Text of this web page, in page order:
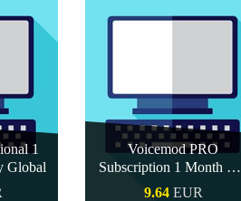
1
Global
Voicemod PRO
Subscription 1 Month CD
Key Global
9.64 EUR